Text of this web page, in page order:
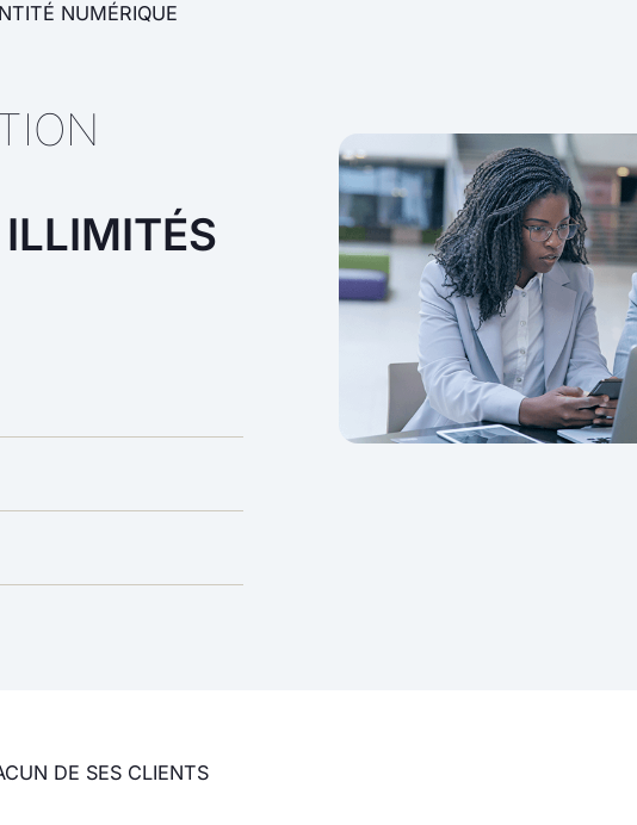
NUMÉRIQUE
ILLIMITÉS
DE SES CLIENTS